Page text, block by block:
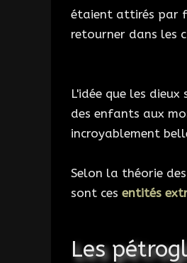
étaient attirés par
retourner dans les
L'idée que les
des enfants aux
incroyablement
Selon la théorie des
sont ces entités
Les